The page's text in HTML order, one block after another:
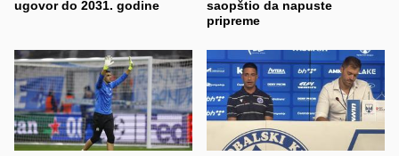
ugovor do 2031. godine
saopštio da napuste
pripreme